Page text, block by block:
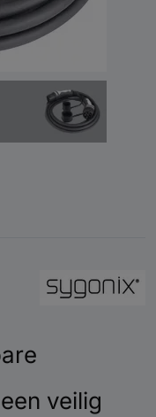
(behuizing);
IP65 (niet
/ IP55
mm x 480 mm x
veilig